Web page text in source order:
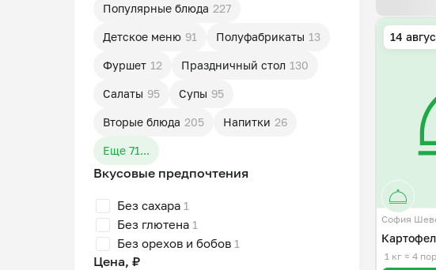
Популярные блюда 227
Детское меню 91 Полуфабрикаты 13
Фуршет 12 Праздничный стол 130
Салаты 95 Супы 95
Вторые блюда 205 Напитки 26
Еще 71...
Вкусовые предпочтения
Без сахара 1
Без глютена 1
Без орехов и бобов 1
Цена, ₽
14
София
1 кг ≈ 4